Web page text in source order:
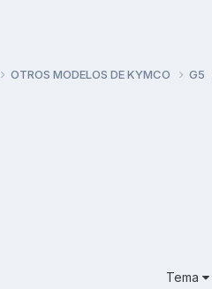
OTROS MODELOS DE KYMCO G5
Tema